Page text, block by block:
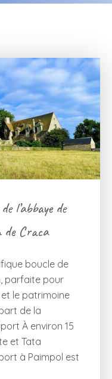
l’abbaye de
de Craca
boucle de
parfaite pour
le patrimoine
de la
À environ 15
et Tata
à Paimpol est